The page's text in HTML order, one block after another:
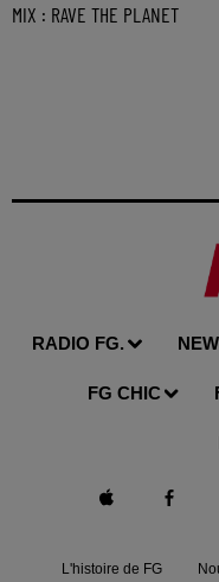
MIX : RAVE THE PLANET
RADIO FG.
FG CHIC
L'histoire de FG